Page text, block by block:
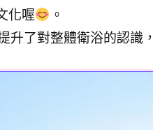
化喔
。
升了對整體衛浴的認識